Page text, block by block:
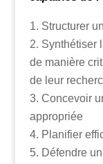
Structurer
Synthétiser
de manière
de leur
Concevoir
appropriée
Planifier
Défendre